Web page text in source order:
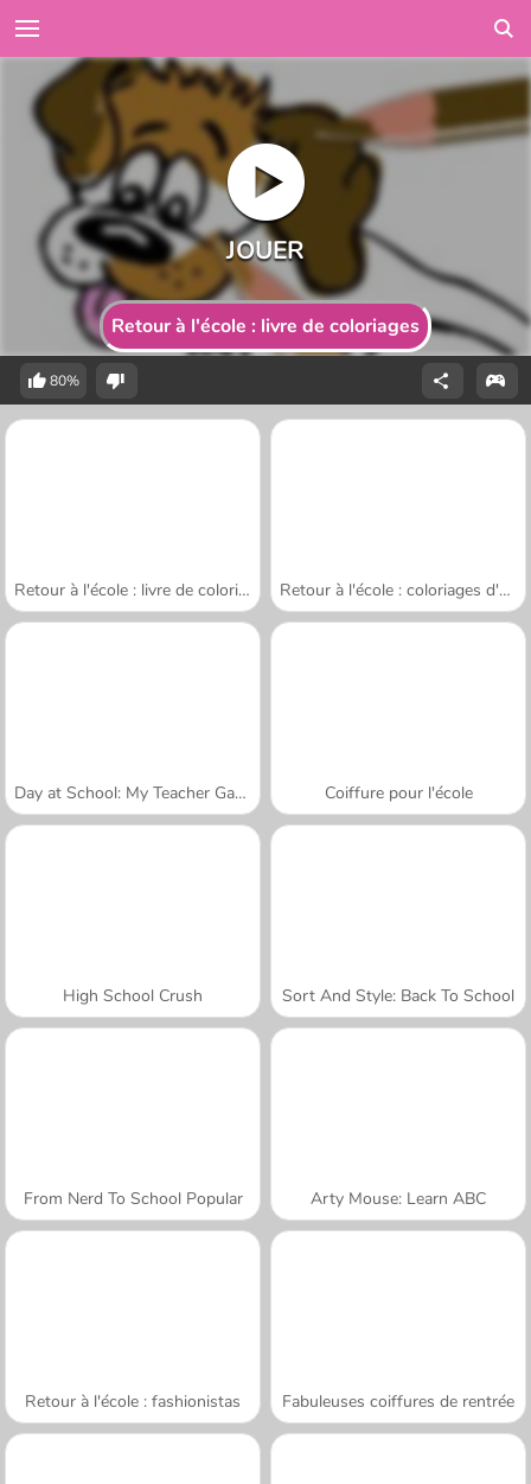
Retour à l'école : livre de coloriages
80%
Retour à l'école : livre de coloriages Retour à l'école : coloriages d'animaux
Day at School: My Teacher Games Coiffure pour l'école
High School Crush Sort And Style: Back To School
From Nerd To School Popular Arty Mouse: Learn ABC
Retour à l'école : fashionistas Fabuleuses coiffures de rentrée